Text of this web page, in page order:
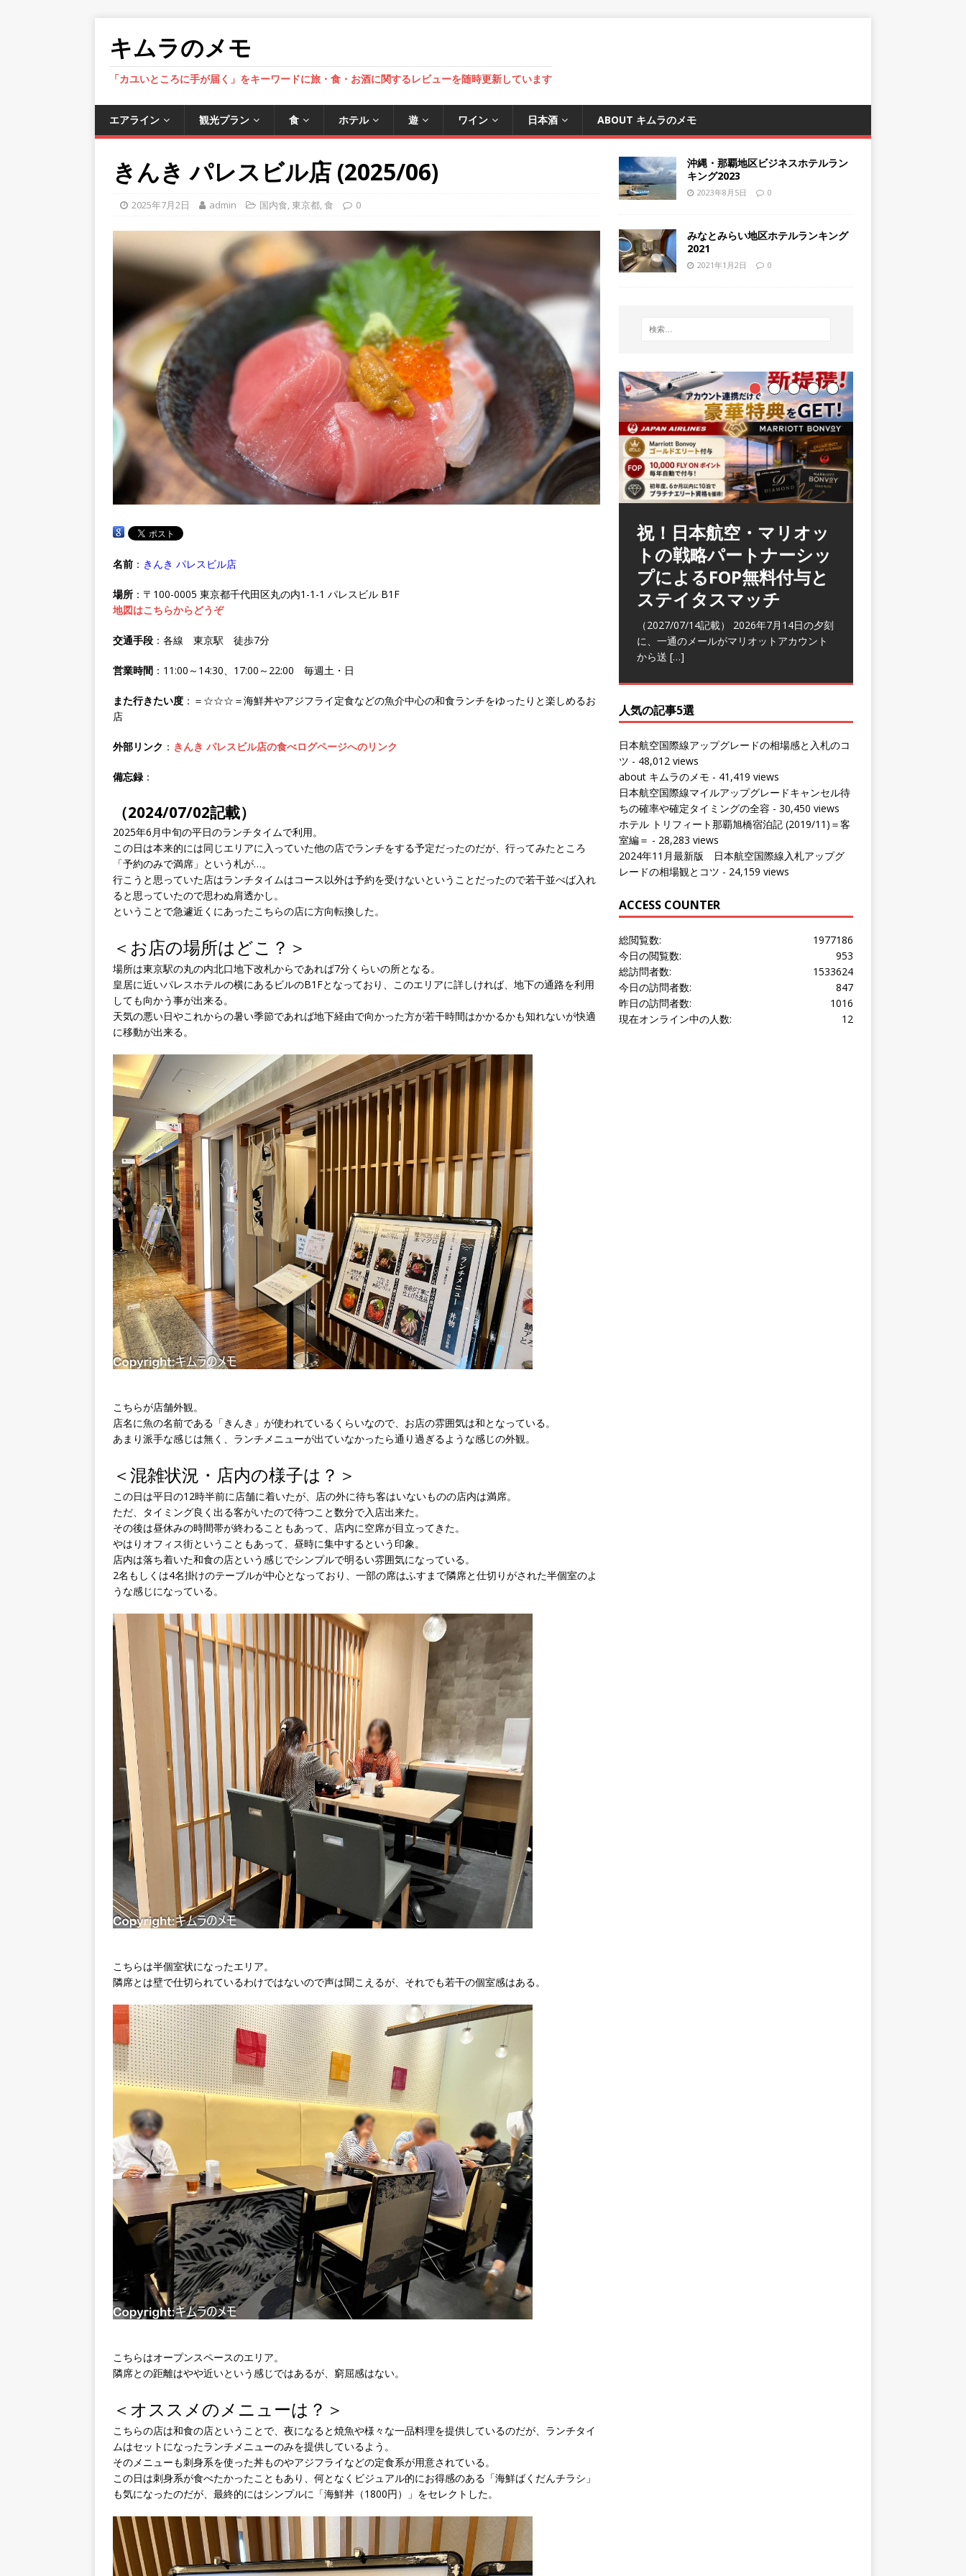
キムラのメモ
「カユいところに手が届く」をキーワードに旅・食・お酒に関するレビューを随時更新しています
エアライン 観光プラン 食 ホテル 遊 ワイン 日本酒 ABOUT キムラのメモ
きんき パレスビル店 (2025/06)
2025年7月2日 admin 国内食,東京都,食 0
名前 ： きんき パレスビル店
場所 ：〒100-0005 東京都千代田区丸の内1-1-1 パレスビル B1F
地図はこちらからどうぞ
交通手段 ：各線 東京駅 徒歩7分
営業時間 ：11:00～14:30、17:00～22:00 毎週土・日
また行きたい度 ：＝☆☆☆＝海鮮丼やアジフライ定食などの魚介中心の和食ランチをゆったりと楽しめるお
店
外部リンク ： きんき パレスビル店の食べログページへのリンク
備忘録 ：
（2024/07/02記載）
2025年6月中旬の平日のランチタイムで利用。
この日は本来的には同じエリアに入っていた他の店でランチをする予定だったのだが、行ってみたところ
「予約のみで満席」という札が…。
行こうと思っていた店はランチタイムはコース以外は予約を受けないということだったので若干並べば入れ
ると思っていたので思わぬ肩透かし。
ということで急遽近くにあったこちらの店に方向転換した。
＜お店の場所はどこ？＞
場所は東京駅の丸の内北口地下改札からであれば7分くらいの所となる。
皇居に近いパレスホテルの横にあるビルのB1Fとなっており、このエリアに詳しければ、地下の通路を利用
しても向かう事が出来る。
天気の悪い日やこれからの暑い季節であれば地下経由で向かった方が若干時間はかかるかも知れないが快適
に移動が出来る。
こちらが店舗外観。
店名に魚の名前である「きんき」が使われているくらいなので、お店の雰囲気は和となっている。
あまり派手な感じは無く、ランチメニューが出ていなかったら通り過ぎるような感じの外観。
＜混雑状況・店内の様子は？＞
この日は平日の12時半前に店舗に着いたが、店の外に待ち客はいないものの店内は満席。
ただ、タイミング良く出る客がいたので待つこと数分で入店出来た。
その後は昼休みの時間帯が終わることもあって、店内に空席が目立ってきた。
やはりオフィス街ということもあって、昼時に集中するという印象。
店内は落ち着いた和食の店という感じでシンプルで明るい雰囲気になっている。
2名もしくは4名掛けのテーブルが中心となっており、一部の席はふすまで隣席と仕切りがされた半個室のよ
うな感じになっている。
こちらは半個室状になったエリア。
隣席とは壁で仕切られているわけではないので声は聞こえるが、それでも若干の個室感はある。
こちらはオープンスペースのエリア。
隣席との距離はやや近いという感じではあるが、窮屈感はない。
＜オススメのメニューは？＞
こちらの店は和食の店ということで、夜になると焼魚や様々な一品料理を提供しているのだが、ランチタイ
ムはセットになったランチメニューのみを提供しているよう。
そのメニューも刺身系を使った丼ものやアジフライなどの定食系が用意されている。
この日は刺身系が食べたかったこともあり、何となくビジュアル的にお得感のある「海鮮ばくだんチラシ」
も気になったのだが、最終的にはシンプルに「海鮮丼（1800円）」をセレクトした。
沖縄・那覇地区ビジネスホテルラン
キング2023
2023年8月5日 0
みなとみらい地区ホテルランキング
2021
2021年1月2日 0
ラウンジ 華 那覇空港
(2026/05)
（2026/06/07記載） 2026年5月下旬の平日
に那覇を訪れた際に利用した。 こちらのラ
ウンジ
[…]
人気の記事5選
ツ- 48,012 views
日本航空国際線マイルアップグレードキャンセル待
ちの確率や確定タイミングの全容
ホテル トリフィート那覇旭橋宿泊記 (2019/11)＝客
室編＝- 28,283 views
2024年11月最新版 日本航空国際線入札アップグ
レードの相場観とコツ- 24,159 views
ACCESS COUNTER
今日の閲覧数:
847
今日の訪問者数:
1016
昨日の訪問者数:
12
現在オンライン中の人数: